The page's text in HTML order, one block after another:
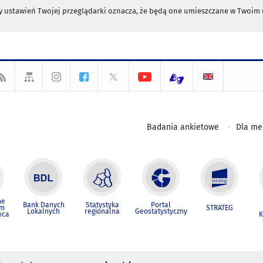
Twojej przeglądarki oznacza, że będą one umieszczane w
Badania ankietowe Dla
Bank Danych
Lokalnych
Statystyka
regionalna
Portal
Geostatystyczny STRATEG